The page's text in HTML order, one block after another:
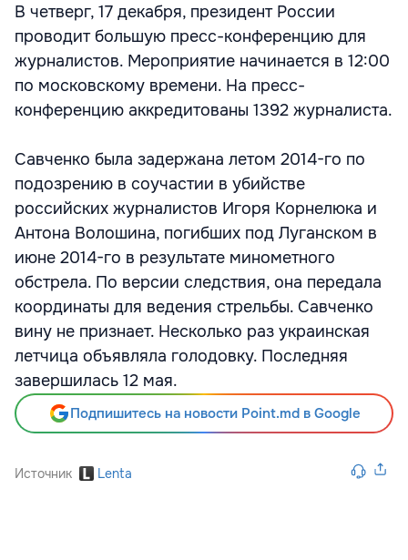
В четверг, 17 декабря, президент России
проводит большую пресс-конференцию для
журналистов. Мероприятие начинается в 12:00
по московскому времени. На пресс-
конференцию аккредитованы 1392 журналиста.
Савченко была задержана летом 2014-го по
подозрению в соучастии в убийстве
российских журналистов Игоря Корнелюка и
Антона Волошина, погибших под Луганском в
июне 2014-го в результате минометного
обстрела. По версии следствия, она передала
координаты для ведения стрельбы. Савченко
вину не признает. Несколько раз украинская
летчица объявляла голодовку. Последняя
завершилась 12 мая.
Подпишитесь на новости Point.md в Google
Источник Lenta